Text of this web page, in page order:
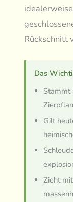
Rückschnitt
Das
Stammt
Gilt
Zieht